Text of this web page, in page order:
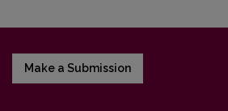
Make a Submission